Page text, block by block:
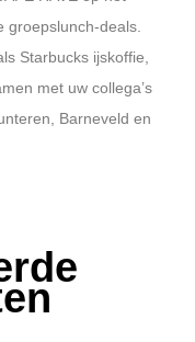
groepslunch-deals.
Starbucks ijskoffie,
met uw collega’s
Barneveld en